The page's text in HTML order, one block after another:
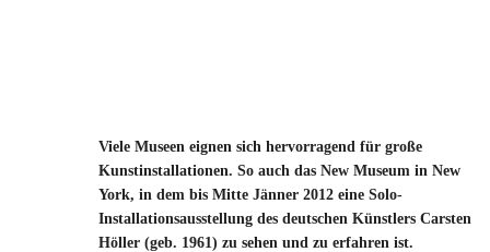
Viele Museen eignen sich hervorragend für große
Kunstinstallationen. So auch das New Museum in New
York, in dem bis Mitte Jänner 2012 eine Solo-
Installationsausstellung des deutschen Künstlers Carsten
Höller (geb. 1961) zu sehen und zu erfahren ist.